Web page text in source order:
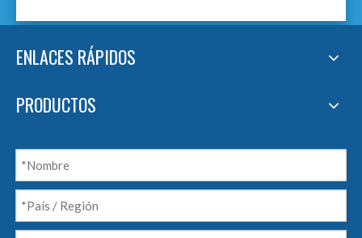
ENLACES RÁPIDOS
PRODUCTOS